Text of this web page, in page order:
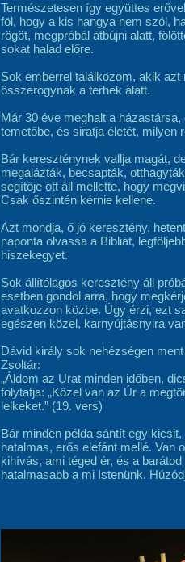
Természetesen így együttes
föl, hogy a kis hangya nem szól,
rögöt, megpróbál átbújni alatt,
sokat halad előre.
Sok emberrel találkozom, akik
összerogynak a terhek alatt.
Már 30 éve meghalt a
temetőbe, és siratja életét, milyen
Bár kereszténynek vallja magát,
megalázták, becsapták,
segítője ott áll mellette, hogy
Csak őszintén kérnie kellene.
Azt mondja, ő jó keresztény,
naponta olvassa a Bibliát,
hiszekegyet.
Sok állítólagos keresztény áll
esetben gondol arra, hogy
avatkozzon közbe. Úgy érzi, ezt
egészen közel, karnyújtásnyira
Dávid király sok nehézségen
Zsoltár:
„Áldom az Urat minden időben,
folytatja: „Közel van az Úr a
lelkeket.” (19. vers)
Bár minden példa sántít egy
hatalmas, erős elefánt mellé. Van
kihívás, ami téged ér, és a
hatalmasabb a mi Istenünk.